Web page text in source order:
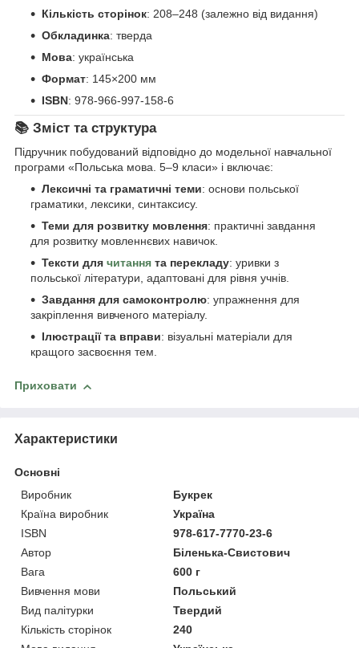
Кількість сторінок: 208–248 (залежно від видання)
Обкладинка: тверда
Мова: українська
Формат: 145×200 мм
ISBN: 978-966-997-158-6
📚 Зміст та структура
Підручник побудований відповідно до модельної навчальної
програми «Польська мова. 5–9 класи» і включає:
Лексичні та граматичні теми: основи польської
граматики, лексики, синтаксису.
Теми для розвитку мовлення: практичні завдання
для розвитку мовленнєвих навичок.
Тексти для читання та перекладу: уривки з
польської літератури, адаптовані для рівня учнів.
Завдання для самоконтролю: упражнення для
закріплення вивченого матеріалу.
Ілюстрації та вправи: візуальні матеріали для
кращого засвоєння тем.
Приховати
Характеристики
Основні
Виробник
Букрек
Країна виробник
Україна
ISBN
978-617-7770-23-6
Автор
Біленька-Свистович
Вага
600 г
Вивчення мови
Польський
Вид палітурки
Твердий
Кількість сторінок
240